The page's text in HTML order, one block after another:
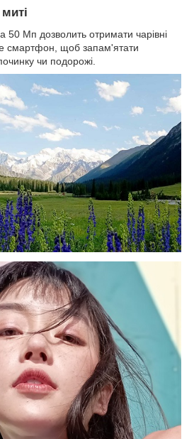
миті
50 Мп дозволить отримати чарівні
смартфон, щоб запам'ятати
чи подорожі.